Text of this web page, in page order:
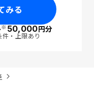
みる
※50,000円分
・上限あり